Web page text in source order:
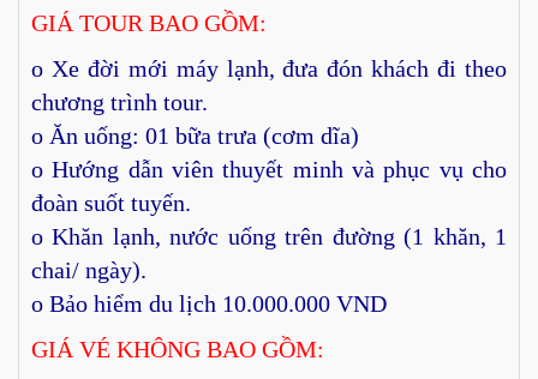
GIÁ TOUR BAO GỒM:
o Xe đời mới máy lạnh, đưa đón khách đi theo
chương trình tour.
o Ăn uống: 01 bữa trưa (cơm dĩa)
o Hướng dẫn viên thuyết minh và phục vụ cho
đoàn suốt tuyến.
o Khăn lạnh, nước uống trên đường (1 khăn, 1
chai/ ngày).
o Bảo hiểm du lịch 10.000.000 VND
GIÁ VÉ KHÔNG BAO GỒM: